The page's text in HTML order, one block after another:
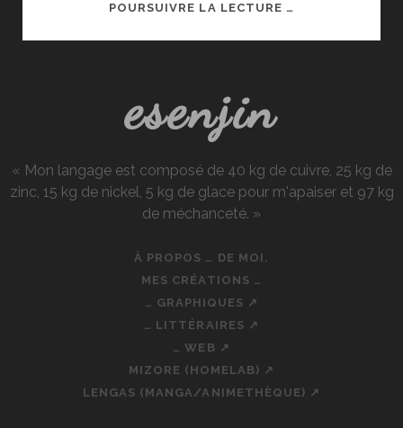
POURSUIVRE LA LECTURE …
esenjin
« Mon langage est composé de 40 kg de cuivre, 25 kg de
zinc, 15 kg de nickel, 5 kg de glace pour m'apaiser et 97 kg
de méchanceté. »
À PROPOS … DE MOI.
MES CRÉATIONS …
… GRAPHIQUES ↗
… LITTÉRAIRES ↗
… WEB ↗
MIZORE (HOMELAB) ↗
LENGAS (MANGA/ANIMETHÈQUE) ↗